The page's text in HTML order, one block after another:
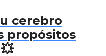
cerebro
propósitos